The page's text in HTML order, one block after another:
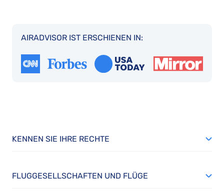
AIRADVISOR IST ERSCHIENEN IN:
KENNEN SIE IHRE RECHTE
FLUGGESELLSCHAFTEN UND FLÜGE